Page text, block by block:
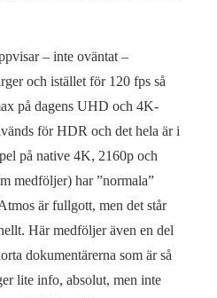
– inte oväntat –
och istället för 120 fps så
på dagens UHD och 4K-
för HDR och det hela är i
på native 4K, 2160p och
medföljer) har ”normala”
är fullgott, men det står
Här medföljer även en del
dokumentärerna som är så
lite info, absolut, men inte